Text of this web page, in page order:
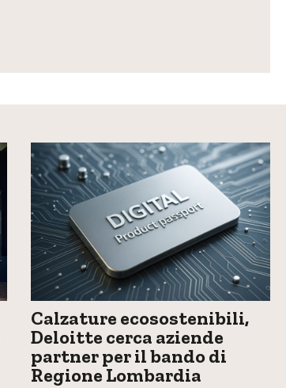
Calzature ecosostenibili,
Deloitte cerca aziende
partner per il bando di
Regione Lombardia